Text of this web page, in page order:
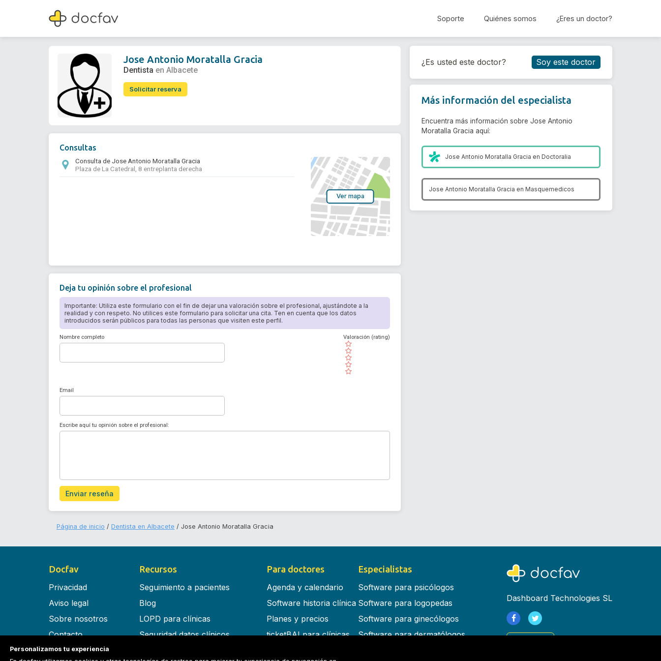
Soporte Quiénes somos ¿Eres un doctor?
Jose Antonio Moratalla Gracia
Dentista
Reservar cita
Jose Antonio Moratalla Gracia
Dentista en Albacete
Solicitar reserva
Consultas
Consulta de Jose Antonio Moratalla Gracia
Plaza de La Catedral, 8 entreplanta derecha
Ver mapa
Deja tu opinión sobre el profesional
Importante: Utiliza este formulario con el fin de dejar una valoración sobre el profesional, ajustándote a la
realidad y con respeto. No utilices este formulario para solicitar una cita. Ten en cuenta que los datos
introducidos serán públicos para todas las personas que visiten este perfil.
Nombre completo
( )
( )
( )
( )
( )
Valoración (rating)
Email
Escribe aquí tu opinión sobre el profesional:
Enviar reseña
¿Es usted este doctor? Soy este doctor
Más información del especialista
Encuentra más información sobre Jose Antonio
Moratalla Gracia aquí:
Jose Antonio Moratalla Gracia enDoctoralia
Jose Antonio Moratalla Gracia en Masquemedicos
Página de inicio Dentista en Albacete Jose Antonio Moratalla Gracia
Docfav
Privacidad
Aviso legal
Sobre nosotros
Contacto
Términos y condiciones
Recursos
Seguimiento a pacientes
Blog
LOPD para clínicas
Seguridad datos clínicos
Para doctores
Agenda y calendario
Software historia clínica
Planes y precios
ticketBAI para clínicas
Especialistas
Software para psicólogos
Software para logopedas
Software para ginecólogos
Software para dermatólogos
Dashboard Technologies SL
Personalizamos tu experiencia